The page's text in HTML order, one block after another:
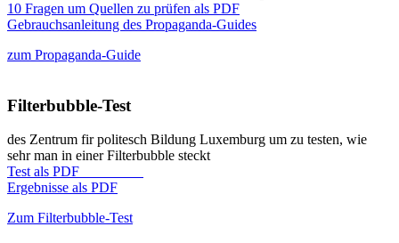
10 Fragen um Quellen zu prüfen als PDF
Gebrauchsanleitung des Propaganda-Guides
zum Propaganda-Guide
Filterbubble-Test
des Zentrum fir politesch Bildung Luxemburg um zu testen, wie
sehr man in einer Filterbubble steckt
Test als PDF
Ergebnisse als PDF
Zum Filterbubble-Test